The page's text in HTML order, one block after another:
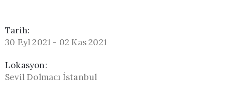
Tarih:
30 Eyl 2021 - 02 Kas 2021
Lokasyon:
Sevil Dolmacı İstanbul